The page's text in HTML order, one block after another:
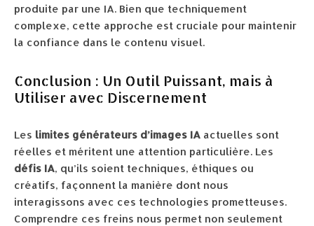
produite par une IA. Bien que techniquement
complexe, cette approche est cruciale pour maintenir
la confiance dans le contenu visuel.
Conclusion : Un Outil Puissant, mais à
Utiliser avec Discernement
Les limites générateurs d’images IA actuelles sont
réelles et méritent une attention particulière. Les
défis IA, qu’ils soient techniques, éthiques ou
créatifs, façonnent la manière dont nous
interagissons avec ces technologies prometteuses.
Comprendre ces freins nous permet non seulement